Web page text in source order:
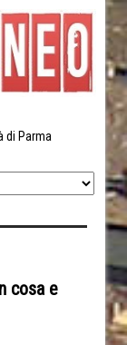
di Parma
cosa e